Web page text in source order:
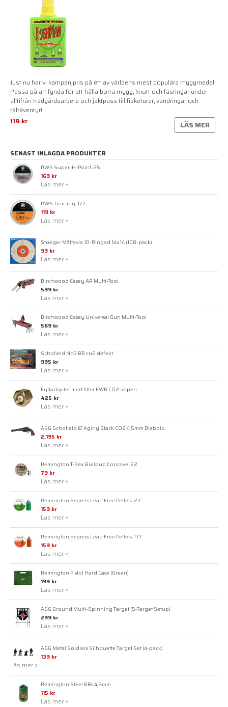
Just nu har vi kampanjpris på ett av världens mest populära myggmedel!
Passa på att fynda för att hålla borta mygg, knott och fästingar under
alltifrån trädgårdsarbete och jaktpass till fisketurer, vandringar och
tältäventyr!
119 kr
LÄS MER
SENAST INLAGDA PRODUKTER
RWS Super-H-Point .25
169 kr
Läs mer »
RWS Training .177
119 kr
Läs mer »
Stoeger Måltavla 10-Ringad 14x14 (100-pack)
99 kr
Läs mer »
Birchwood Casey AR Multi-Tool
599 kr
Läs mer »
Birchwood Casey Universal Gun Multi-Tool
569 kr
Läs mer »
Schofield No3 BB co2 defekt
995 kr
Läs mer »
Fylladapter med filter FWB CO2-vapen
425 kr
Läs mer »
ASG Schofield 6" Aging Black CO2 4,5mm Diabolo
2.195 kr
Läs mer »
Remington T-Rex Bullpup Concave .22
79 kr
Läs mer »
Remington Express Lead Free Pellets .22
159 kr
Läs mer »
Remington Express Lead Free Pellets .177
159 kr
Läs mer »
Remington Pistol Hard Case (Green)
199 kr
Läs mer »
ASG Ground Multi-Spinning Target (5-Target Setup)
299 kr
Läs mer »
ASG Metal Soldiers Silhouette Target Set (4-pack)
139 kr
Läs mer »
Remington Steel BBs 4,5mm
115 kr
Läs mer »